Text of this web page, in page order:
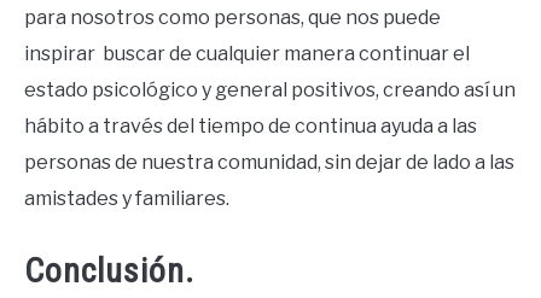
para nosotros como personas, que nos puede
inspirar buscar de cualquier manera continuar el
estado psicológico y general positivos, creando así un
hábito a través del tiempo de continua ayuda a las
personas de nuestra comunidad, sin dejar de lado a las
amistades y familiares.
Conclusión.